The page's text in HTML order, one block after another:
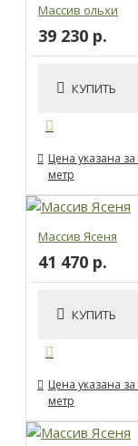
Массив ольхи
39 230 р.
КУПИТЬ
Цена указана
метр
Массив Ясеня
41 470 р.
КУПИТЬ
Цена указана
метр